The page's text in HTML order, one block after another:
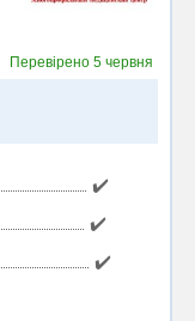
Перевірено 5 червня
✔️
✔️
✔️